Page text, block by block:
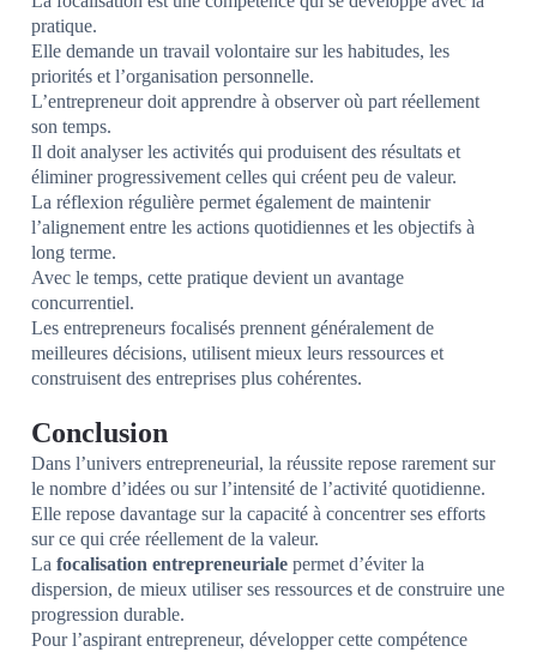
pratique.
Elle demande un travail volontaire sur les habitudes, les
priorités et l’organisation personnelle.
L’entrepreneur doit apprendre à observer où part réellement
son temps.
Il doit analyser les activités qui produisent des résultats et
éliminer progressivement celles qui créent peu de valeur.
La réflexion régulière permet également de maintenir
l’alignement entre les actions quotidiennes et les objectifs à
long terme.
Avec le temps, cette pratique devient un avantage
concurrentiel.
Les entrepreneurs focalisés prennent généralement de
meilleures décisions, utilisent mieux leurs ressources et
construisent des entreprises plus cohérentes.
Conclusion
Dans l’univers entrepreneurial, la réussite repose rarement sur
le nombre d’idées ou sur l’intensité de l’activité quotidienne.
Elle repose davantage sur la capacité à concentrer ses efforts
sur ce qui crée réellement de la valeur.
La focalisation entrepreneuriale permet d’éviter la
dispersion, de mieux utiliser ses ressources et de construire une
progression durable.
Pour l’aspirant entrepreneur, développer cette compétence